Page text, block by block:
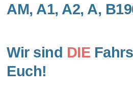
AM, A1, A2, A,
Wir sind DIE
Euch!